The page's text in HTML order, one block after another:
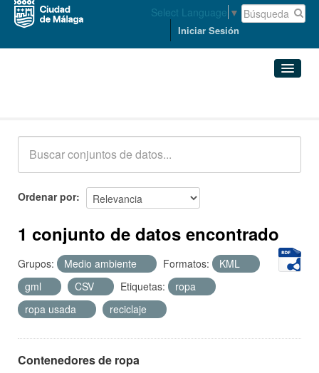
Select Language ▼
Iniciar Sesión
Acerca de
Ordenar por
1 conjunto de datos encontrado
Grupos: Medio ambiente Formatos:
KML
gml
CSV Etiquetas:
ropa
ropa usada
reciclaje
Contenedores de ropa